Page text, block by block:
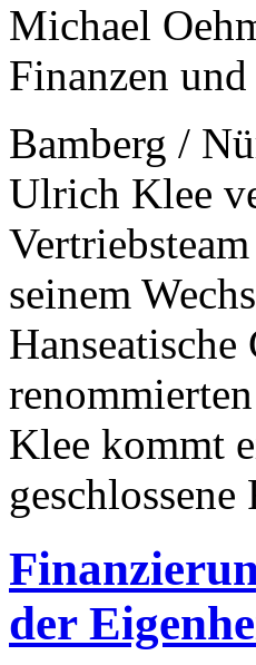
Michael
Finanzen
Bamberg /
Ulrich Klee
seinem
Klee kommt
der